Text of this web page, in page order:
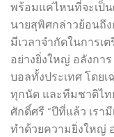
พร้อมแค่ไหนที่จะเป็น
นายสุพิศกล่าวย้อนถึ
มีเวลาจำกัดในการเ
อย่างยิ่งใหญ่ อลังกา
บอลทั้งประเทศ โด
ทุกนัด และทีมชาติไท
ศักดิ์ศรี “ปีที่แล้ว เรา
ทำด้วยความยิ่งใหญ่